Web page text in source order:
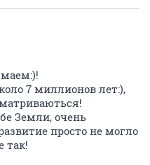
7 миллионов лет:),
Земли, очень
просто не могло
так!